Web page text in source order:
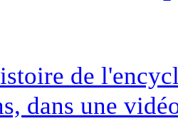
de
dans une